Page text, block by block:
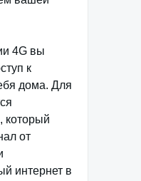
4G вы
к
дома. Для
который
от
интернет в